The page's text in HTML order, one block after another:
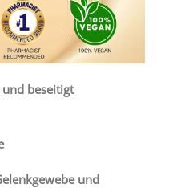
beseitigt
und